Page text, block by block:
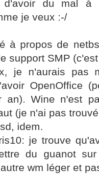
d'avoir du mal à
je veux :-/
à propos de
support SMP
je n'aurais pas
OpenOffice
an). Wine n'est
(je n'ai pas
idem.
je trouve
du guanot
wm léger et